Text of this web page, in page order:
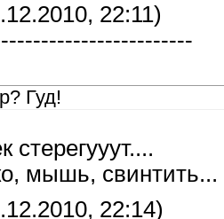
22:11)
Гуд!
мышь, свинтить...
22:14)